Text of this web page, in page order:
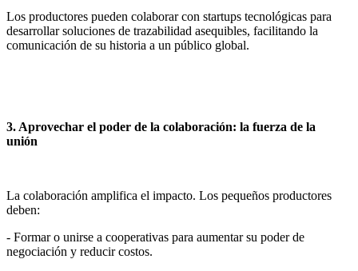
Los productores pueden colaborar con startups tecnológicas para
desarrollar soluciones de trazabilidad asequibles, facilitando la
comunicación de su historia a un público global.
3. Aprovechar el poder de la colaboración: la fuerza de la
unión
La colaboración amplifica el impacto. Los pequeños productores
deben:
- Formar o unirse a cooperativas para aumentar su poder de
negociación y reducir costos.